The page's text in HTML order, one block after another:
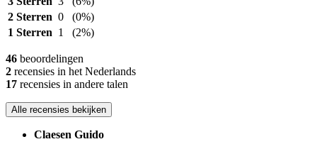
2 Sterren 0
(0%)
1 Sterren 1 (2%)
46 beoordelingen
2 recensies in het Nederlands
17 recensies in andere talen
Alle recensies bekijken
Claesen Guido